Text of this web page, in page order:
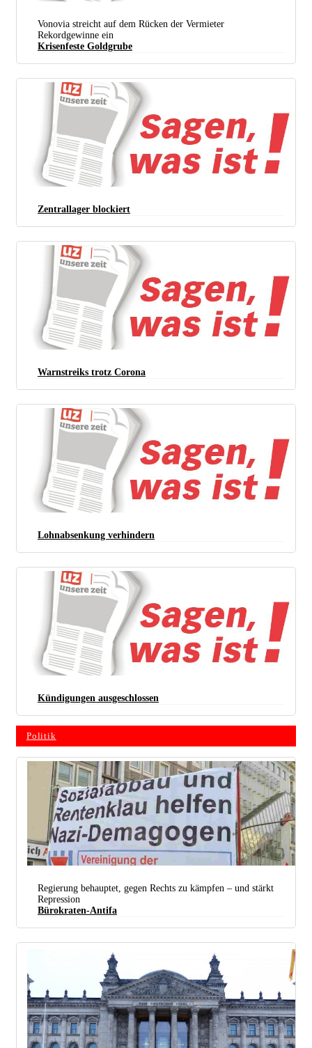
Vonovia streicht auf dem Rücken der Vermieter
Rekordgewinne ein
Krisenfeste Goldgrube
Zentrallager blockiert
Warnstreiks trotz Corona
Lohnabsenkung verhindern
Kündigungen ausgeschlossen
Politik
Einen Antifaschismus, der an die Wurzeln des Problems geht, will man nicht. Der VVN-BdA droht
der Entzug der Gemeinnützigkeit. (Foto:
Uwe Hiksch / flickr.com / CC BY-NC-SA 2.0
Regierung behauptet, gegen Rechts zu kämpfen – und stärkt
Repression
Bürokraten-Antifa